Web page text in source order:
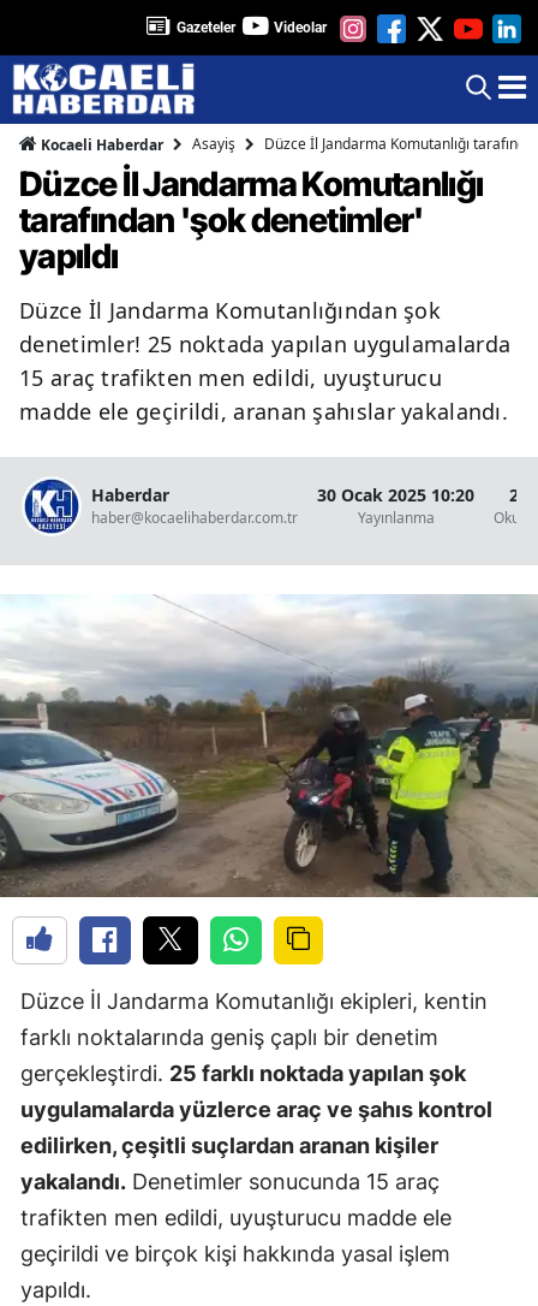
Gazeteler Videolar
Kocaeli Haberdar Asayiş Düzce İl Jandarma Komutanlığı
Düzce İl Jandarma Komutanlığı
tarafından 'şok denetimler'
yapıldı
Düzce İl Jandarma Komutanlığından şok
denetimler! 25 noktada yapılan uygulamalarda
15 araç trafikten men edildi, uyuşturucu
madde ele geçirildi, aranan şahıslar yakalandı.
Haberdar
haber@kocaelihaberdar.com.tr
30 Ocak 2025 10:20
Yayınlanma
2
Düzce İl Jandarma Komutanlığı ekipleri, kentin
farklı noktalarında geniş çaplı bir denetim
gerçekleştirdi. 25 farklı noktada yapılan şok
uygulamalarda yüzlerce araç ve şahıs kontrol
edilirken, çeşitli suçlardan aranan kişiler
yakalandı. Denetimler sonucunda 15 araç
trafikten men edildi, uyuşturucu madde ele
geçirildi ve birçok kişi hakkında yasal işlem
yapıldı.